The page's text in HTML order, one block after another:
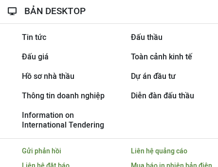
BẢN DESKTOP
Tin tức Đấu thầu
Đấu giá Toàn cảnh kinh tế
Hồ sơ nhà thầu Dự án đầu tư
Thông tin doanh nghiệp Diễn đàn đấu thầu
Information on
International Tendering
Gửi phản hồi
Liên hệ quảng cáo